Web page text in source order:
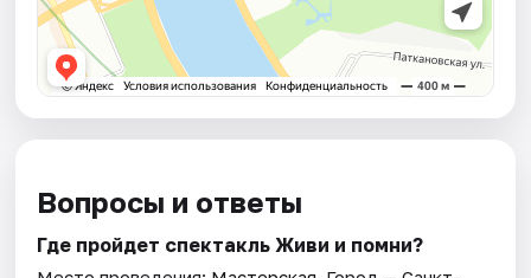
Вопросы и ответы
Где пройдет спектакль Живи и помни?